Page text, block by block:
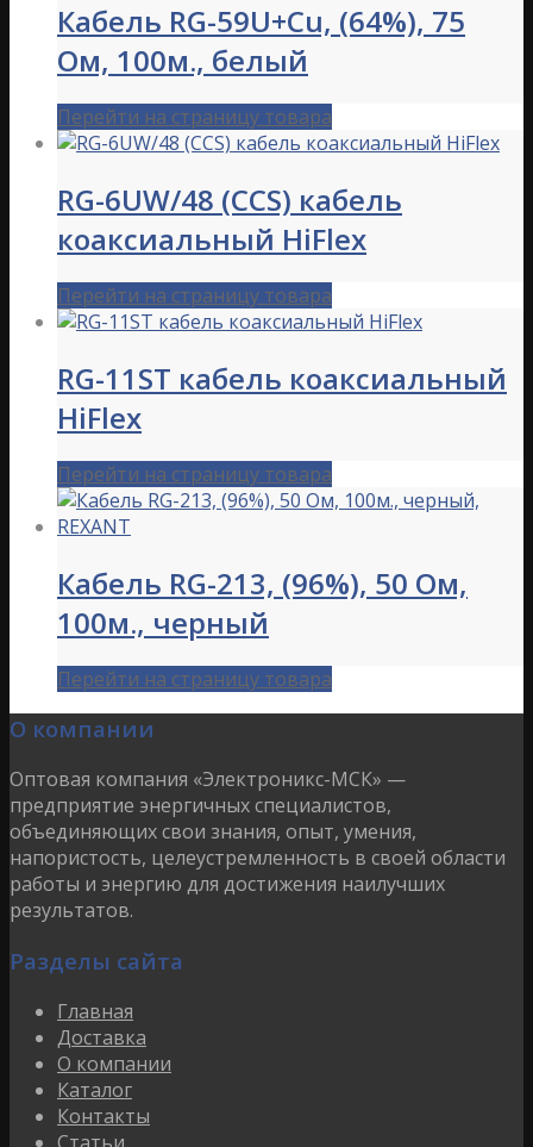
Кабель RG-59U+Cu, (64%), 75
Ом, 100м., белый
Перейти на страницу товара
RG-6UW/48 (CCS) кабель
коаксиальный HiFlex
Перейти на страницу товара
RG-11ST кабель коаксиальный
HiFlex
Перейти на страницу товара
Кабель RG-213, (96%), 50 Ом,
100м., черный
Перейти на страницу товара
О компании
Оптовая компания «Электроникс-МСК» —
предприятие энергичных специалистов,
объединяющих свои знания, опыт, умения,
напористость, целеустремленность в своей области
работы и энергию для достижения наилучших
результатов.
Разделы сайта
Главная
Доставка
О компании
Каталог
Контакты
Статьи